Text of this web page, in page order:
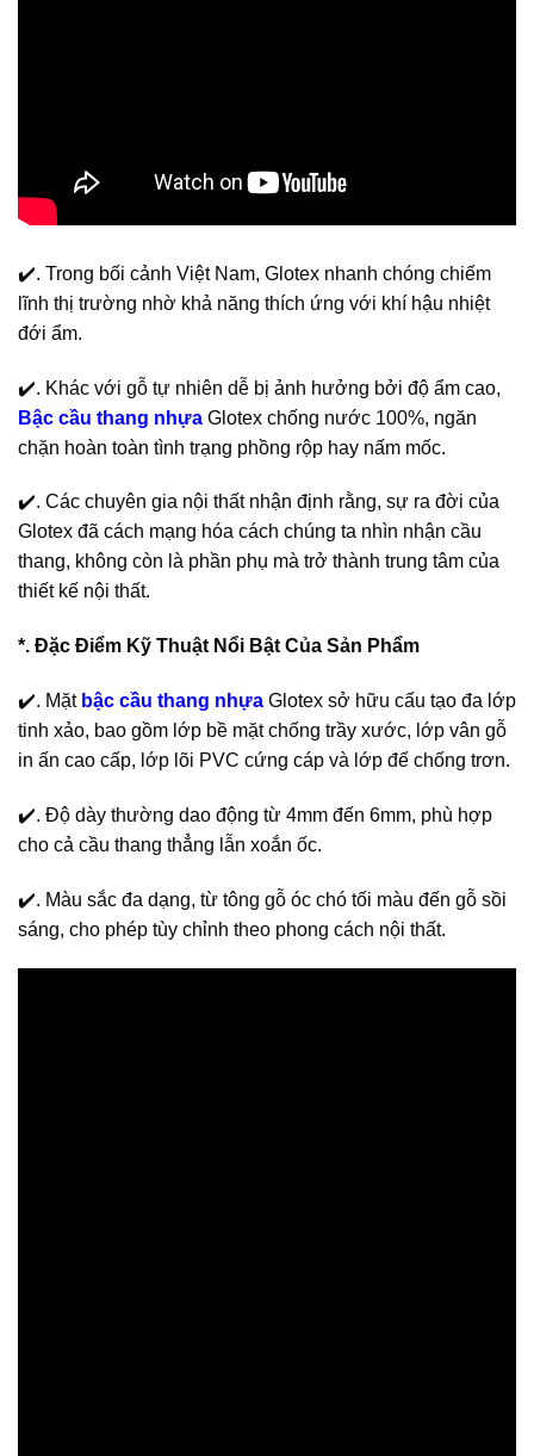
✔️. Trong bối cảnh Việt Nam, Glotex nhanh chóng chiếm
lĩnh thị trường nhờ khả năng thích ứng với khí hậu nhiệt
đới ẩm.
✔️. Khác với gỗ tự nhiên dễ bị ảnh hưởng bởi độ ẩm cao,
Bậc cầu thang nhựa Glotex chống nước 100%, ngăn
chặn hoàn toàn tình trạng phồng rộp hay nấm mốc.
✔️. Các chuyên gia nội thất nhận định rằng, sự ra đời của
Glotex đã cách mạng hóa cách chúng ta nhìn nhận cầu
thang, không còn là phần phụ mà trở thành trung tâm của
thiết kế nội thất.
*. Đặc Điểm Kỹ Thuật Nổi Bật Của Sản Phẩm
✔️. Mặt bậc cầu thang nhựa Glotex sở hữu cấu tạo đa lớp
tinh xảo, bao gồm lớp bề mặt chống trầy xước, lớp vân gỗ
in ấn cao cấp, lớp lõi PVC cứng cáp và lớp đế chống trơn.
✔️. Độ dày thường dao động từ 4mm đến 6mm, phù hợp
cho cả cầu thang thẳng lẫn xoắn ốc.
✔️. Màu sắc đa dạng, từ tông gỗ óc chó tối màu đến gỗ sồi
sáng, cho phép tùy chỉnh theo phong cách nội thất.